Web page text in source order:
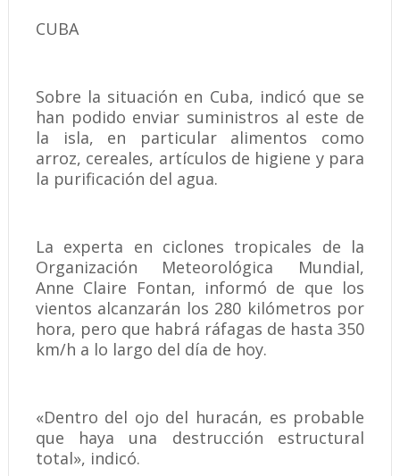
CUBA
Sobre la situación en Cuba, indicó que se
han podido enviar suministros al este de
la isla, en particular alimentos como
arroz, cereales, artículos de higiene y para
la purificación del agua.
La experta en ciclones tropicales de la
Organización Meteorológica Mundial,
Anne Claire Fontan, informó de que los
vientos alcanzarán los 280 kilómetros por
hora, pero que habrá ráfagas de hasta 350
km/h a lo largo del día de hoy.
«Dentro del ojo del huracán, es probable
que haya una destrucción estructural
total», indicó.